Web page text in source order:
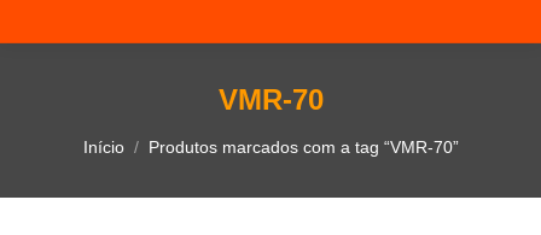
VMR-70
Você está aqui:
Início Produtos marcados com a tag “VMR-70”